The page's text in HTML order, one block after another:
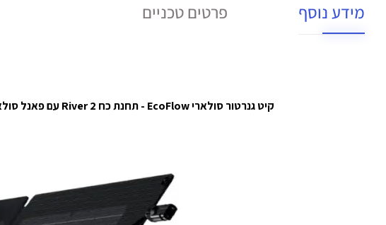
מידע נוסף פרטים טכניים
קיט גנרטור סולארי EcoFlow - תחנת כח River 2 עם פאנל סולארי מתקפל 110W, וסוללת LiFePO4 בקיבולת 0.256Kwh, הספק 0.3-06KW וטעינה מהירה